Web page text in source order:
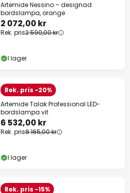
Artemide Nessino – designad
bordslampa, orange
2 072,00 kr
Rek. pris2 590,00 kr
I lager
Rek. pris -20%
Artemide Talak Professional LED-
bordslampa vit
6 532,00 kr
Rek. pris8 165,00 kr
I lager
Rek. pris -15%